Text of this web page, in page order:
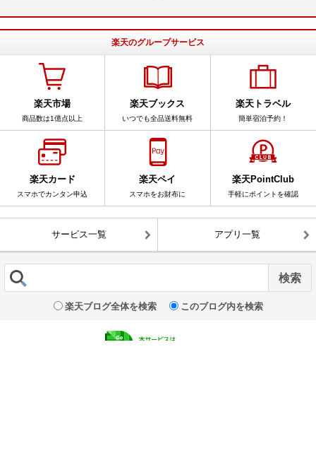
楽天のグループサービス
楽天市場
商品数は1億点以上
楽天ブックス
いつでも全品送料無料
楽天トラベル
簡単宿泊予約！
楽天カード
スマホでカンタン申込
楽天ペイ
スマホをお財布に
楽天PointClub
手軽にポイントを確認
サービス一覧 アプリ一覧
楽天ブログ全体を検索 このブログ内を検索